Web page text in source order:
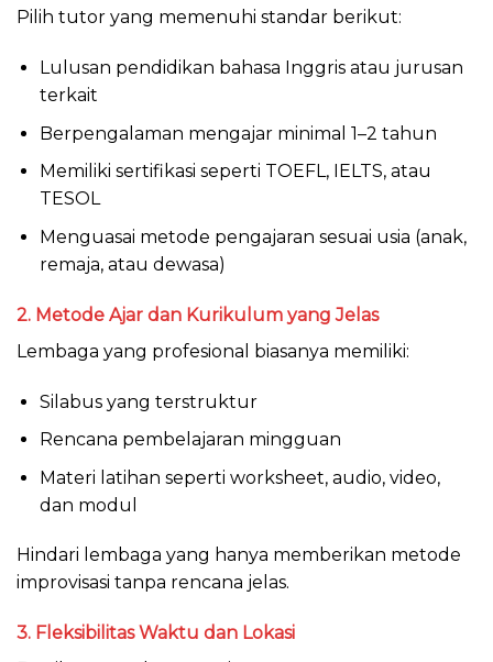
Pilih tutor yang memenuhi standar berikut:
Lulusan pendidikan bahasa Inggris atau jurusan
terkait
Berpengalaman mengajar minimal 1–2 tahun
Memiliki sertifikasi seperti TOEFL, IELTS, atau
TESOL
Menguasai metode pengajaran sesuai usia (anak,
remaja, atau dewasa)
2. Metode Ajar dan Kurikulum yang Jelas
Lembaga yang profesional biasanya memiliki:
Silabus yang terstruktur
Rencana pembelajaran mingguan
Materi latihan seperti worksheet, audio, video,
dan modul
Hindari lembaga yang hanya memberikan metode
improvisasi tanpa rencana jelas.
3. Fleksibilitas Waktu dan Lokasi